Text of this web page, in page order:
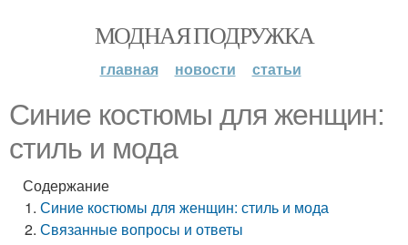
МОДНАЯ ПОДРУЖКА
главная новости статьи
Синие костюмы для женщин:
стиль и мода
Содержание
Синие костюмы для женщин: стиль и мода
Связанные вопросы и ответы